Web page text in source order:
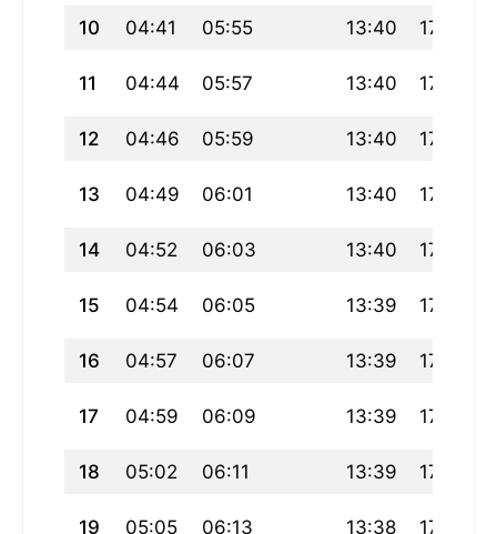
10 04:41 05:55 13:40 17:48
11 04:44 05:57 13:40 17:47
12 04:46 05:59 13:40 17:46
13 04:49 06:01 13:40 17:45
14 04:52 06:03 13:40 17:44
15 04:54 06:05 13:39 17:42
16 04:57 06:07 13:39 17:41
17 04:59 06:09 13:39 17:40
18 05:02 06:11 13:39 17:38
19 05:05 06:13 13:38 17:37